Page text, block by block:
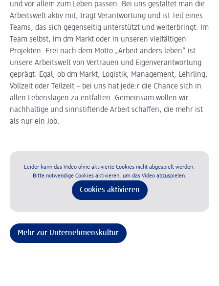
Leider kann das Video ohne aktivierte Cookies nicht abgespielt werden.
Bitte notwendige Cookies aktivieren, um das Video abzuspielen.
Cookies aktivieren
und vor allem zum Leben passen. Bei uns gestaltet man die
Arbeitswelt aktiv mit, trägt Verantwortung und ist Teil eines
Teams, das sich gegenseitig unterstützt und weiterbringt. Im
Team selbst, im dm Markt oder in unseren vielfältigen
Projekten. Frei nach dem Motto „Arbeit anders leben“ ist
unsere Arbeitswelt von Vertrauen und Eigenverantwortung
geprägt. Egal, ob dm Markt, Logistik, Management, Lehrling,
Vollzeit oder Teilzeit – bei uns hat jede:r die Chance sich in
allen Lebenslagen zu entfalten. Gemeinsam wollen wir
nachhaltige und sinnstiftende Arbeit schaffen, die mehr ist
als nur ein Job.
Mehr zur Unternehmenskultur